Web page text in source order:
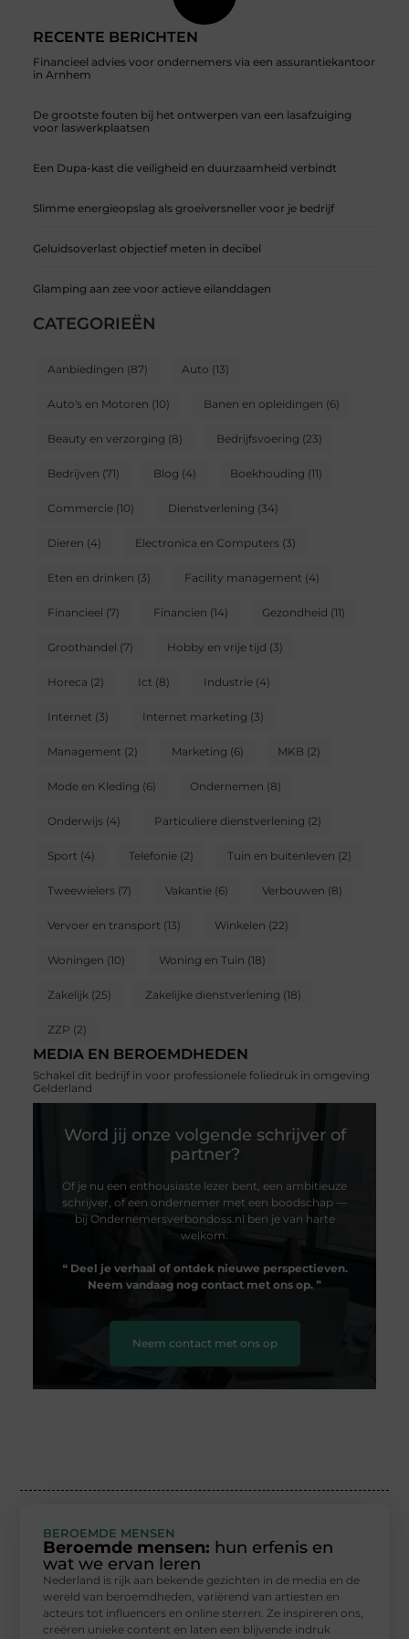
RECENTE BERICHTEN
Financieel advies voor ondernemers via een assurantiekantoor
in Arnhem
De grootste fouten bij het ontwerpen van een lasafzuiging
voor laswerkplaatsen
Een Dupa-kast die veiligheid en duurzaamheid verbindt
Slimme energieopslag als groeiversneller voor je bedrijf
Geluidsoverlast objectief meten in decibel
Glamping aan zee voor actieve eilanddagen
CATEGORIEËN
Aanbiedingen (87) Auto (13)
Auto's en Motoren (10) Banen en opleidingen (6)
Beauty en verzorging (8) Bedrijfsvoering (23)
Bedrijven (71) Blog (4) Boekhouding (11)
Commercie(10) Dienstverlening (34)
Dieren (4) Electronica en Computers(3)
Eten en drinken (3) Facility management (4)
Financieel (7) Financien (14) Gezondheid (11)
Groothandel (7) Hobby en vrije tijd (3)
Horeca (2) Ict (8) Industrie(4)
Internet (3) Internet marketing (3)
Management (2) Marketing (6) MKB (2)
Mode en Kleding (6) Ondernemen (8)
Onderwijs(4) Particuliere dienstverlening (2)
Sport (4) Telefonie(2) Tuin en buitenleven (2)
Tweewielers(7) Vakantie(6) Verbouwen (8)
Vervoer en transport (13) Winkelen (22)
Woningen (10) Woning en Tuin (18)
Zakelijk(25) Zakelijke dienstverlening (18)
ZZP (2)
MEDIA EN BEROEMDHEDEN
Schakel dit bedrijf in voor professionele foliedruk in omgeving
Gelderland
Word jij onze volgende schrijver of
partner?
Of je nu een enthousiaste lezer bent, een ambitieuze
schrijver, of een ondernemer met een boodschap —
bij Ondernemersverbondoss.nl ben je van harte
welkom.
❝ Deel je verhaal of ontdek nieuwe perspectieven.
Neem vandaag nog contact met ons op. ❞
Neem contact met ons op
BEROEMDE MENSEN
Beroemde mensen: hun erfenis en
wat we ervan leren
Nederland is rijk aan bekende gezichten in de media en de
wereld van beroemdheden, variërend van artiesten en
acteurs tot influencers en online sterren. Ze inspireren ons,
creëren unieke content en laten een blijvende indruk